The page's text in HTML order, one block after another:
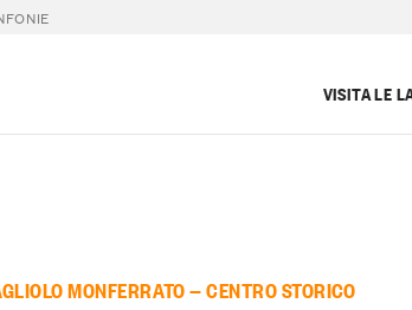
VISITA LE
MONFERRATO — CENTRO STORICO